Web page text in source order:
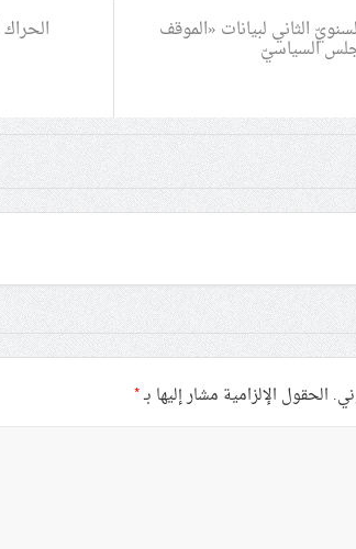
الثاني لبيانات «الموقف
السياسيّ
الحقول الإلزامية مشار إليها بـ*